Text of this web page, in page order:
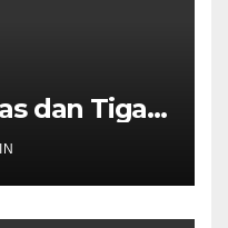
dan Tiga
Warga